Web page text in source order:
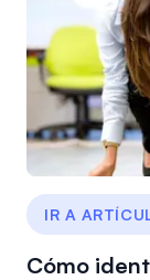
IR A
Cómo